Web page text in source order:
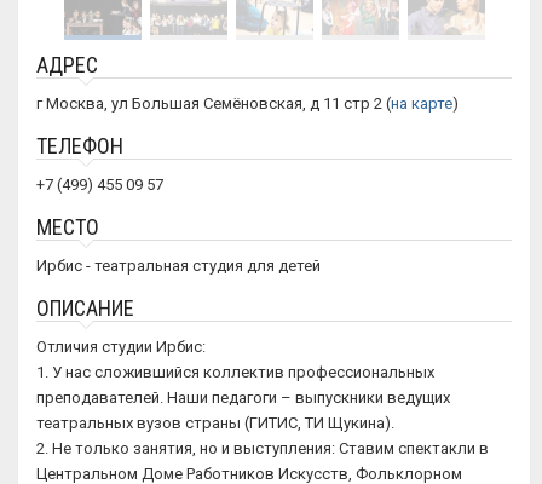
АДРЕС
г Москва, ул Большая Семёновская, д 11 стр 2 (на карте)
ТЕЛЕФОН
+7 (499) 455 09 57
МЕСТО
Ирбис - театральная студия для детей
ОПИСАНИЕ
Отличия студии Ирбис:
1. У нас сложившийся коллектив профессиональных
преподавателей. Наши педагоги – выпускники ведущих
театральных вузов страны (ГИТИС, ТИ Щукина).
2. Не только занятия, но и выступления: Ставим спектакли в
Центральном Доме Работников Искусств, Фольклорном